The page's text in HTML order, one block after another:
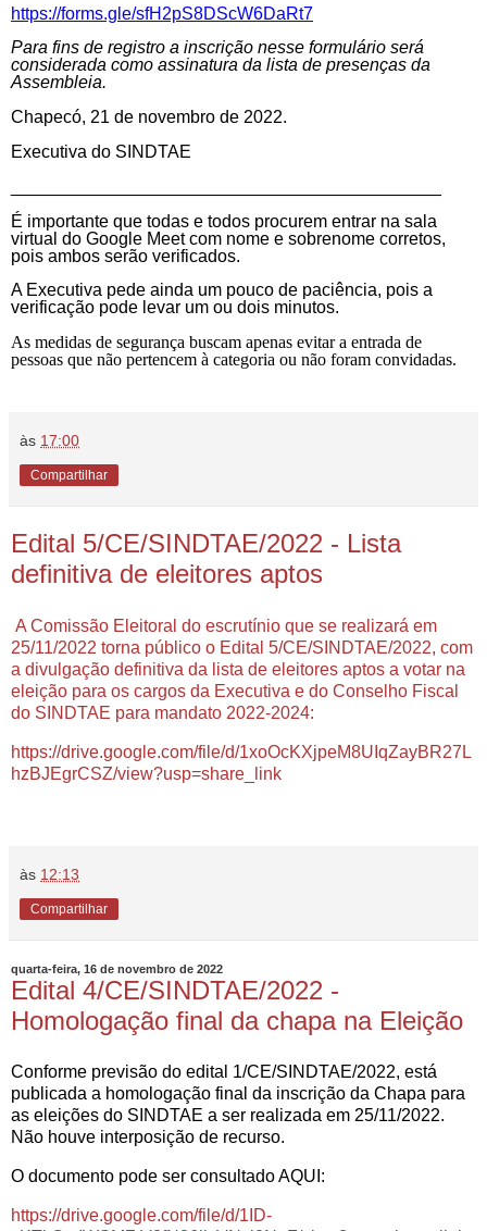
https://forms.gle/sfH2pS8DScW6DaRt7
Para fins de registro a inscrição nesse formulário será
considerada como assinatura da lista de presenças da
Assembleia.
Chapecó, 21 de novembro de 2022.
Executiva do SINDTAE
É importante que todas e todos procurem entrar na sala
virtual do Google Meet com nome e sobrenome corretos,
pois ambos serão verificados.
A Executiva pede ainda um pouco de paciência, pois a
verificação pode levar um ou dois minutos.
As medidas de segurança buscam apenas evitar a entrada de
pessoas que não pertencem à categoria ou não foram convidadas.
às 17:00
Compartilhar
Edital 5/CE/SINDTAE/2022 - Lista
definitiva de eleitores aptos
A Comissão Eleitoral do escrutínio que se realizará em
25/11/2022 torna público o Edital 5/CE/SINDTAE/2022, com
a divulgação definitiva da lista de eleitores aptos a votar na
eleição para os cargos da Executiva e do Conselho Fiscal
do SINDTAE para mandato 2022-2024:
https://drive.google.com/file/d/1xoOcKXjpeM8UIqZayBR27L
hzBJEgrCSZ/view?usp=share_link
às 12:13
Compartilhar
quarta-feira, 16 de novembro de 2022
Edital 4/CE/SINDTAE/2022 -
Homologação final da chapa na Eleição
Conforme previsão do edital 1/CE/SINDTAE/2022, está
publicada a homologação final da inscrição da Chapa para
as eleições do SINDTAE a ser realizada em 25/11/2022.
Não houve interposição de recurso.
O documento pode ser consultado AQUI:
https://drive.google.com/file/d/1ID-